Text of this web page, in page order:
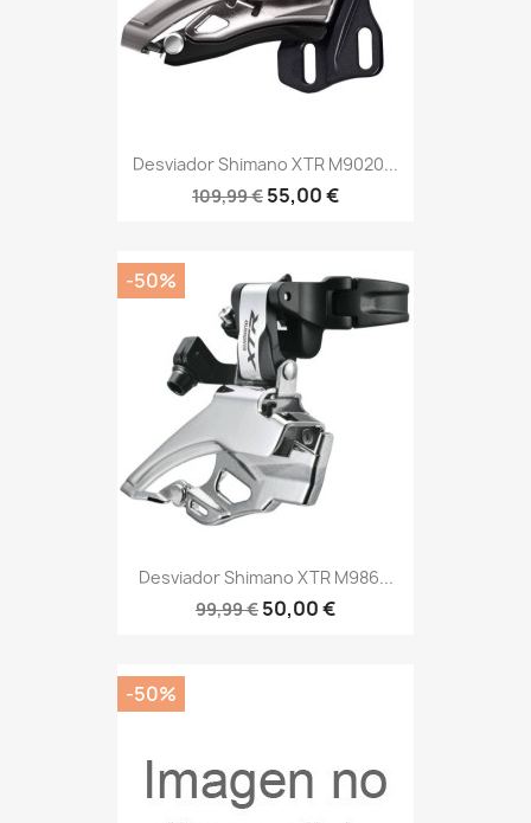
Desviador Shimano XTR M9020...
109,99 € 55,00 €
Desviador Shimano XTR M986...
99,99 € 50,00 €
-50%
-50%